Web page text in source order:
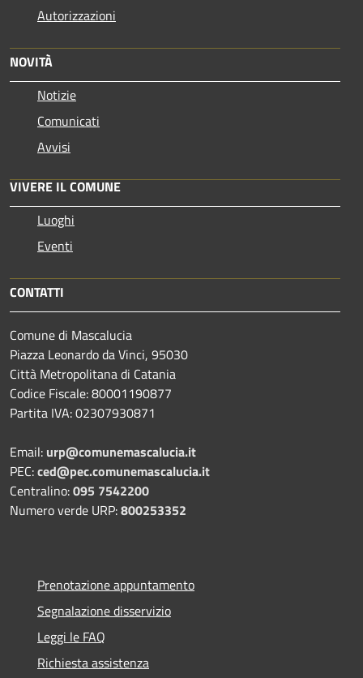
Autorizzazioni
NOVITÀ
Notizie
Comunicati
Avvisi
VIVERE IL COMUNE
Luoghi
Eventi
CONTATTI
Comune di Mascalucia
Piazza Leonardo da Vinci, 95030
Città Metropolitana di Catania
Codice Fiscale: 80001190877
Partita IVA: 02307930871
Email: urp@comunemascalucia.it
PEC:ced@pec.comunemascalucia.it
Centralino:095 7542200
Numero verde URP:800253352
Prenotazione appuntamento
Segnalazione disservizio
Leggi le FAQ
Richiesta assistenza